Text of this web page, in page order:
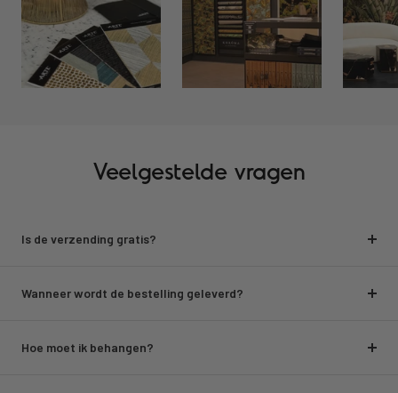
Veelgestelde vragen
Is de verzending gratis?
Wanneer wordt de bestelling geleverd?
Hoe moet ik behangen?